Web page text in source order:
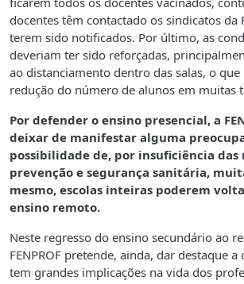
docentes têm contactado os sindicatos da
terem sido notificados. Por último, as
deveriam ter sido reforçadas,
ao distanciamento dentro das salas, o
redução do número de alunos em muitas
Por defender o ensino presencial, a
deixar de manifestar alguma
possibilidade de, por insuficiência das
prevenção e segurança sanitária,
mesmo, escolas inteiras poderem
ensino remoto.
Neste regresso do ensino secundário ao
FENPROF pretende, ainda, dar destaque
tem grandes implicações na vida dos